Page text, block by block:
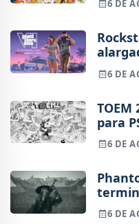
6 DE
agosto
6 DE
para
6 DE
6 DE